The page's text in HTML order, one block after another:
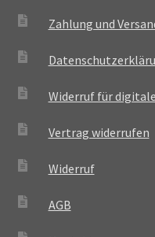
Zahlung und
Widerruf für
Vertrag widerrufen
Widerruf
AGB